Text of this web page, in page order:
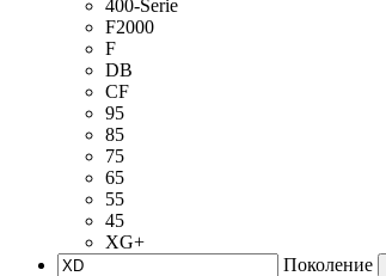
400-Serie
F2000
F
DB
CF
95
85
75
65
55
45
XG+
Поколение